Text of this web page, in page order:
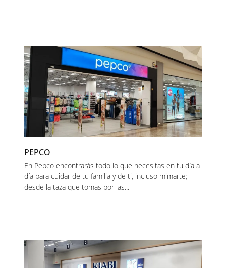
PEPCO
En Pepco encontrarás todo lo que necesitas en tu día a
día para cuidar de tu familia y de ti, incluso mimarte;
desde la taza que tomas por las...